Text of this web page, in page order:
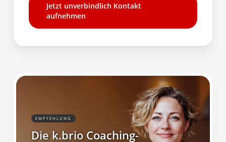
Jetzt unverbindlich Kontakt
aufnehmen
EMPFEHLUNG
Die k.brio Coaching-